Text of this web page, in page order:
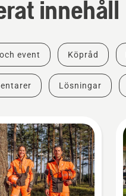
innehåll
event Köpråd
Lösningar